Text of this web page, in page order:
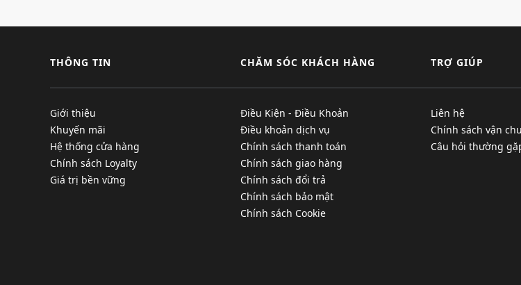
THÔNG TIN
Giới thiệu
Khuyến mãi
Hệ thống cửa hàng
Chính sách Loyalty
Giá trị bền vững
CHĂM SÓC KHÁCH HÀNG
Điều Kiện - Điều Khoản
Điều khoản dịch vụ
Chính sách thanh toán
Chính sách giao hàng
Chính sách đổi trả
Chính sách bảo mật
Chính sách Cookie
TRỢ GIÚP
Liên hệ
Chính sách vận
Câu hỏi thường